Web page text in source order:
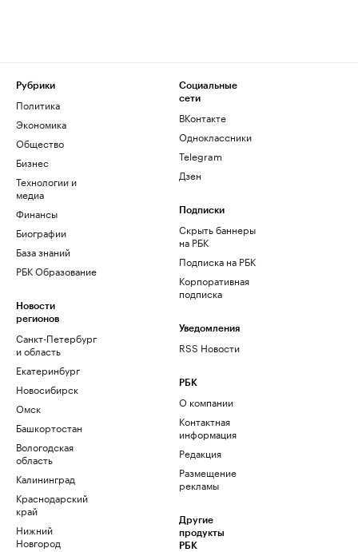
Рубрики
Политика
Экономика
Общество
Бизнес
Технологии и
медиа
Финансы
Биографии
База знаний
РБК Образование
Новости
регионов
Санкт-Петербург
и область
Екатеринбург
Новосибирск
Омск
Башкортостан
Вологодская
область
Калининград
Краснодарский
край
Нижний
Новгород
Социальные
сети
ВКонтакте
Одноклассники
Telegram
Дзен
Подписки
Скрыть баннеры
на РБК
Подписка на РБК
Корпоративная
подписка
Уведомления
RSS Новости
РБК
О компании
Контактная
информация
Редакция
Размещение
рекламы
Другие
продукты
РБК